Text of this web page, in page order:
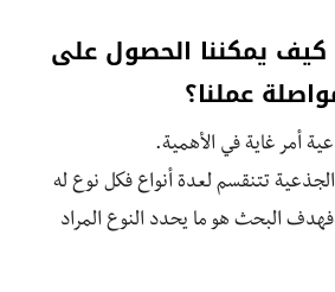
كيف يمكننا الحصول على
عملنا؟
أمر غاية في الأهمية.
الجذعية تتنقسم لعدة أنواع فكل نوع له
فهدف البحث هو ما يحدد النوع المراد